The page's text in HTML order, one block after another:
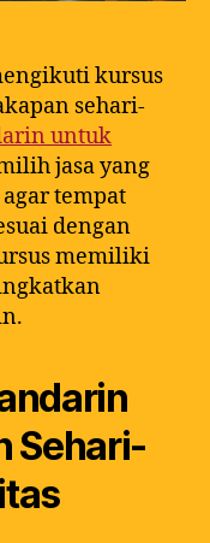
kursus
sehari-
untuk
jasa yang
tempat
dengan
memiliki
Sehari-